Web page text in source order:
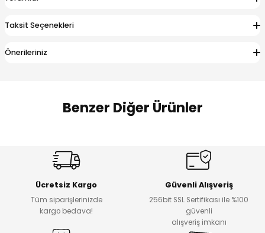
Taksit Seçenekleri
Önerileriniz
Benzer Diğer Ürünler
Dantelya Kız Çocuk Tişört
Puba Unisex Kot 3’lü Takım
Ücretsiz Kargo
Tüm siparişlerinizde
kargo bedava!
Güvenli Alışveriş
256bit SSL Sertifikası ile %100
güvenli
alışveriş imkanı